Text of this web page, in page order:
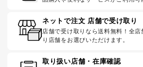
ネットで注文 店舗で受け取り
店舗で受け取りなら送料無料！全店
り店舗をお選びいただけます。
取り扱い店舗・在庫確認